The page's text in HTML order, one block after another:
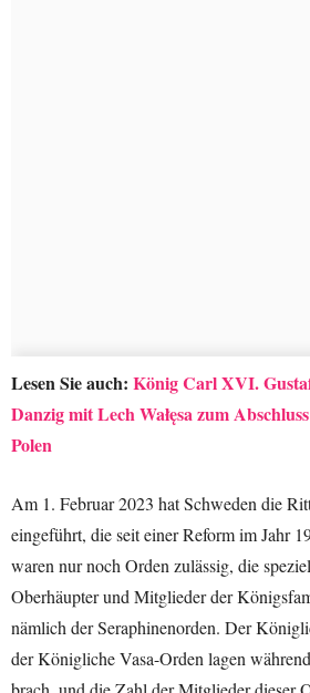
Lesen Sie auch: König Carl XVI.
Danzig mit Lech Wałęsa zum
Polen
Am 1. Februar 2023 hat Schweden die
eingeführt, die seit einer Reform im Jahr
waren nur noch Orden zulässig, die
Oberhäupter und Mitglieder der
nämlich der Seraphinenorden. Der
der Königliche Vasa-Orden lagen